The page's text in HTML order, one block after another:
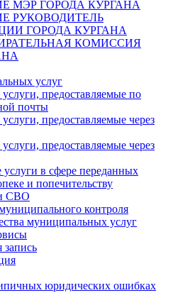
МЭР ГОРОДА КУРГАНА
РУКОВОДИТЕЛЬ
ГОРОДА КУРГАНА
КОМИССИЯ
услуг
предоставляемые по
почты
предоставляемые через
предоставляемые через
услуги в сфере переданных
и попечительству
СВО
контроля
муниципальных услуг
запись
юридических ошибках